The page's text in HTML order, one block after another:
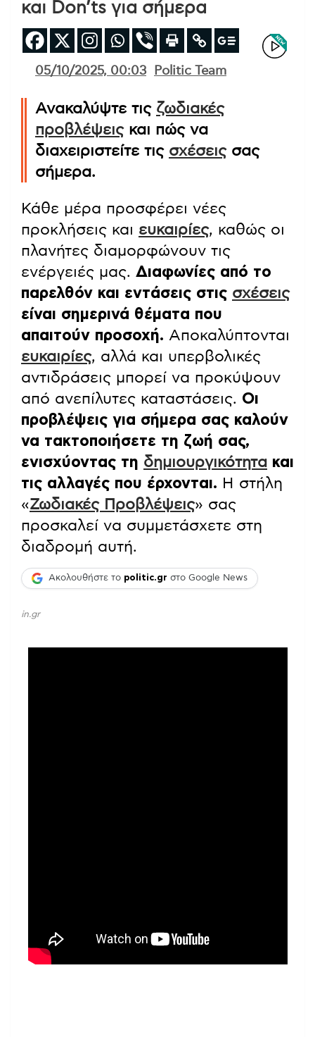
και Don’ts για σήμερα
05/10/2025, 00:03 Politic Team
Ανακαλύψτε τις ζωδιακές
προβλέψειςκαι πώς να
διαχειριστείτε τις σχέσειςσας
σήμερα.
Κάθε μέρα προσφέρει νέες
προκλήσεις και ευκαιρίες, καθώς οι
πλανήτες διαμορφώνουν τις
ενέργειές μας. Διαφωνίες από το
παρελθόν και εντάσεις στις σχέσεις
είναι σημερινά θέματα που
απαιτούν προσοχή. Αποκαλύπτονται
ευκαιρίες, αλλά και υπερβολικές
αντιδράσεις μπορεί να προκύψουν
από ανεπίλυτες καταστάσεις. Οι
προβλέψεις για σήμερα σας καλούν
να τακτοποιήσετε τη ζωή σας,
ενισχύοντας τη δημιουργικότητα και
τις αλλαγές που έρχονται. Η στήλη
«Ζωδιακές Προβλέψεις» σας
προσκαλεί να συμμετάσχετε στη
διαδρομή αυτή.
Ακολουθήστε το politic.gr στο Google News
in.gr